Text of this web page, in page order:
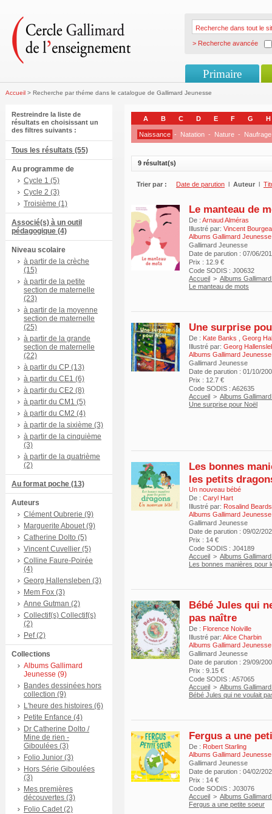
> Recherche avancée
Primaire
Accueil > Recherche par théme dans le catalogue de Gallimard Jeunesse
Restreindre la liste de
résultats en choisissant un
des filtres suivants :
Tous les résultats (55)
Au programme de
Cycle 1 (5)
Cycle 2 (3)
Troisième (1)
Associé(s) à un outil
pédagogique (4)
Niveau scolaire
à partir de la crèche
(15)
à partir de la petite
section de maternelle
(23)
à partir de la moyenne
section de maternelle
(25)
à partir de la grande
section de maternelle
(22)
à partir du CP (13)
à partir du CE1 (6)
à partir du CE2 (8)
à partir du CM1 (5)
à partir du CM2 (4)
à partir de la sixième (3)
à partir de la cinquième
(3)
à partir de la quatrième
(2)
Au format poche (13)
Auteurs
Clément Oubrerie (9)
Marguerite Abouet (9)
Catherine Dolto (5)
Vincent Cuvellier (5)
Colline Faure-Poirée
(4)
Georg Hallensleben (3)
Mem Fox (3)
Anne Gutman (2)
Collectif(s) Collectif(s)
(2)
Pef (2)
Collections
Albums Gallimard
Jeunesse (9)
Bandes dessinées hors
collection (9)
L'heure des histoires (6)
Petite Enfance (4)
Dr Catherine Dolto /
Mine de rien -
Giboulées (3)
Folio Junior (3)
Hors Série Giboulées
(3)
Mes premières
découvertes (3)
Folio Cadet (2)
A B C D E F G H
Naissance - Natation - Nature - Naufrage
9 résultat(s)
Trier par : Date de parution l Auteur l
Le manteau de
De : Arnaud Alméras
Illustré par: Vincent
Albums Gallimard Jeunesse
Gallimard Jeunesse
Date de parution : 07/06/
Prix : 12.9 €
Code SODIS : J00632
Accueil > Albums
Le manteau de mots
Une surprise
De : Kate Banks
Georg
Illustré par: Georg
Albums Gallimard Jeunesse
Gallimard Jeunesse
Date de parution : 01/10/
Prix : 12.7 €
Code SODIS : A62635
Accueil > Albums
Une surprise pour Noël
Les bonnes
les petits
Un nouveau bébé
De : Caryl Hart
Illustré par: Rosalind
Albums Gallimard Jeunesse
Gallimard Jeunesse
Date de parution : 09/02/
Prix : 14 €
Code SODIS : J04189
Accueil > Albums
Les bonnes manières pour
Bébé Jules qui
pas naître
De : Florence Noiville
Illustré par: Alice Charbin
Albums Gallimard Jeunesse
Gallimard Jeunesse
Date de parution : 29/09/
Prix : 9.15 €
Code SODIS : A57065
Accueil > Albums
Bébé Jules qui ne voulait
Fergus a une
De : Robert Starling
Albums Gallimard Jeunesse
Gallimard Jeunesse
Date de parution : 04/02/
Prix : 14 €
Code SODIS : J03076
Accueil > Albums
Fergus a une petite soeur